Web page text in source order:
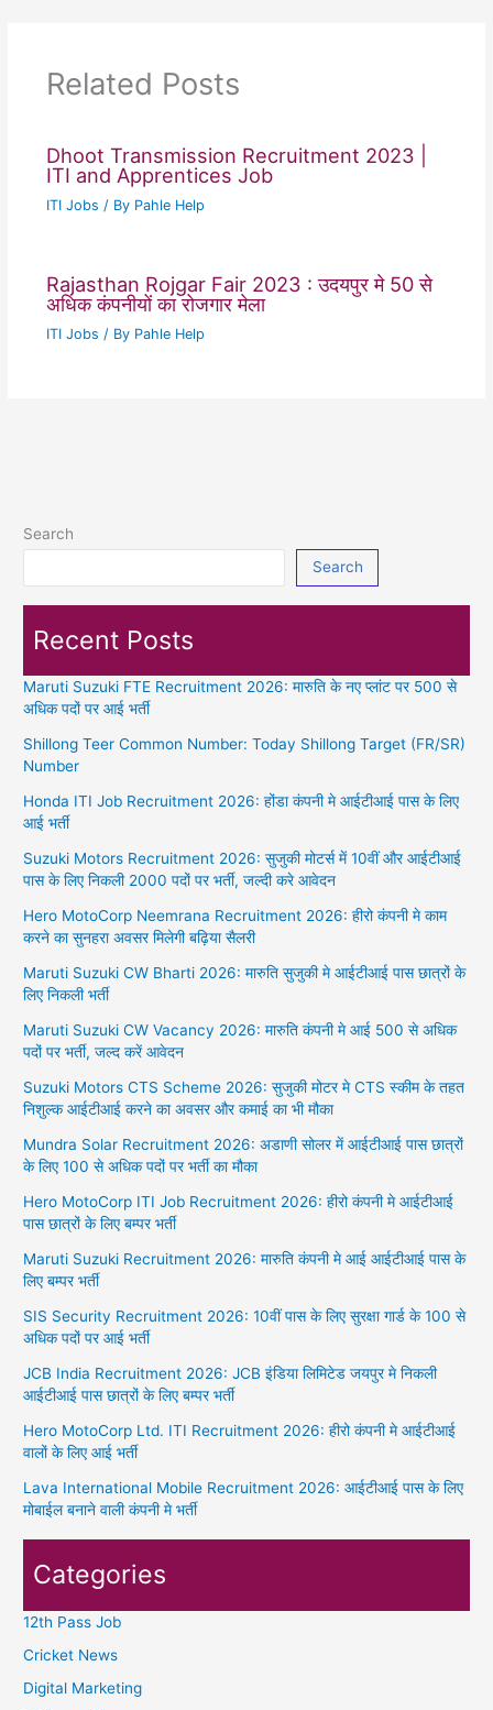
Related Posts
Dhoot Transmission Recruitment 2023 |
ITI and Apprentices Job
ITI Jobs / By Pahle Help
Rajasthan Rojgar Fair 2023 : उदयपुर मे 50 से
अधिक कंपनीयों का रोजगार मेला
ITI Jobs / By Pahle Help
Search
Search
Recent Posts
Maruti Suzuki FTE Recruitment 2026: मारुति के नए प्लांट पर 500 से
अधिक पदों पर आई भर्ती
Shillong Teer Common Number: Today Shillong Target (FR/SR)
Number
Honda ITI Job Recruitment 2026: होंडा कंपनी मे आईटीआई पास के लिए
आई भर्ती
Suzuki Motors Recruitment 2026: सुजुकी मोटर्स में 10वीं और आईटीआई
पास के लिए निकली 2000 पदों पर भर्ती, जल्दी करे आवेदन
Hero MotoCorp Neemrana Recruitment 2026: हीरो कंपनी मे काम
करने का सुनहरा अवसर मिलेगी बढ़िया सैलरी
Maruti Suzuki CW Bharti 2026: मारुति सुजुकी मे आईटीआई पास छात्रों के
लिए निकली भर्ती
Maruti Suzuki CW Vacancy 2026: मारुति कंपनी मे आई 500 से अधिक
पदों पर भर्ती, जल्द करें आवेदन
Suzuki Motors CTS Scheme 2026: सुजुकी मोटर मे CTS स्कीम के तहत
निशुल्क आईटीआई करने का अवसर और कमाई का भी मौका
Mundra Solar Recruitment 2026: अडाणी सोलर में आईटीआई पास छात्रों
के लिए 100 से अधिक पदों पर भर्ती का मौका
Hero MotoCorp ITI Job Recruitment 2026: हीरो कंपनी मे आईटीआई
पास छात्रों के लिए बम्पर भर्ती
Maruti Suzuki Recruitment 2026: मारुति कंपनी मे आई आईटीआई पास के
लिए बम्पर भर्ती
SIS Security Recruitment 2026: 10वीं पास के लिए सुरक्षा गार्ड के 100 से
अधिक पदों पर आई भर्ती
JCB India Recruitment 2026: JCB इंडिया लिमिटेड जयपुर मे निकली
आईटीआई पास छात्रों के लिए बम्पर भर्ती
Hero MotoCorp Ltd. ITI Recruitment 2026: हीरो कंपनी मे आईटीआई
वालों के लिए आई भर्ती
Lava International Mobile Recruitment 2026: आईटीआई पास के लिए
मोबाईल बनाने वाली कंपनी मे भर्ती
Categories
12th Pass Job
Cricket News
Digital Marketing